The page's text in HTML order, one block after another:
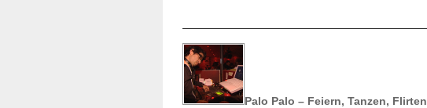
Palo Palo – Feiern, Tanzen, Flirten